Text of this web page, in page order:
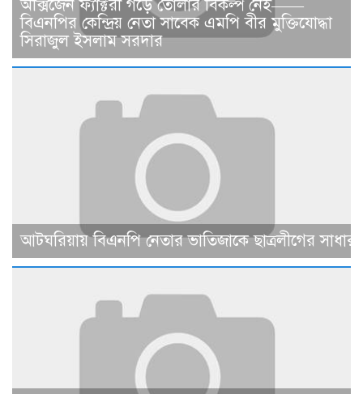
অক্সিজেন ফ্যাক্টরী গড়ে তোলার বিকল্প নেই——
বিএনপির কেন্দ্রিয় নেতা সাবেক এমপি বীর মুক্তিযোদ্ধা
সিরাজুল ইসলাম সরদার
আটঘরিয়ায় বিএনপি নেতার ভাতিজাকে ছাত্রলীগের